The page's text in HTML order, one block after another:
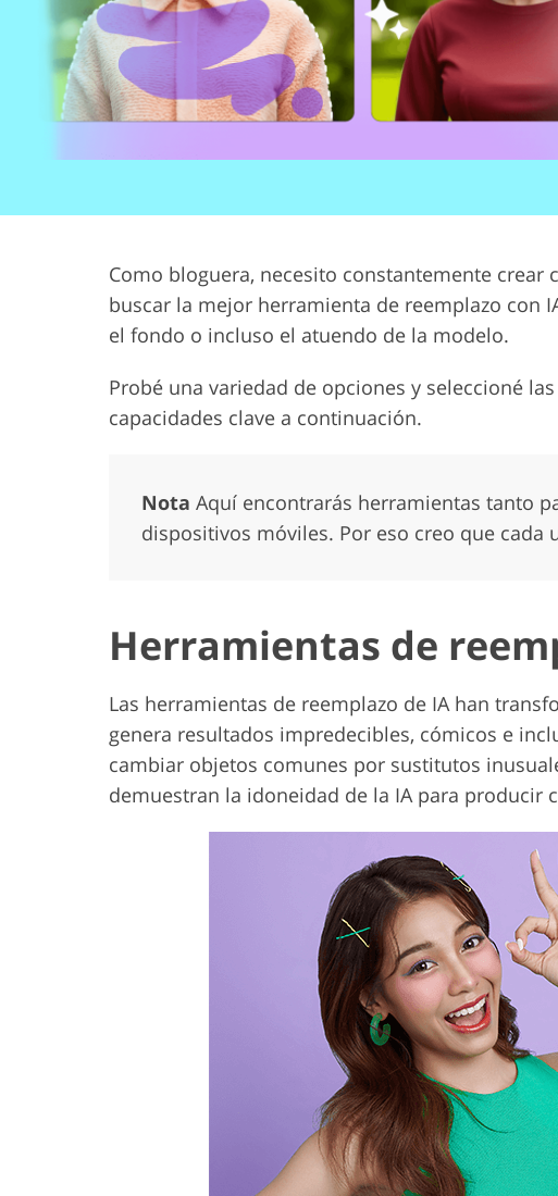
Servicios de Retoque de
Producto
Servicios de Retoque de
Joyas
Como bloguera, necesito constantemente
buscar la mejor herramienta de reemplazo con
el fondo o incluso el atuendo de la modelo.
Probé una variedad de opciones y seleccioné
capacidades clave a continuación.
Nota Aquí encontrarás herramientas tanto
dispositivos móviles. Por eso creo que cada
Herramientas de
Las herramientas de reemplazo de IA han
genera resultados impredecibles, cómicos e
cambiar objetos comunes por sustitutos
demuestran la idoneidad de la IA para producir